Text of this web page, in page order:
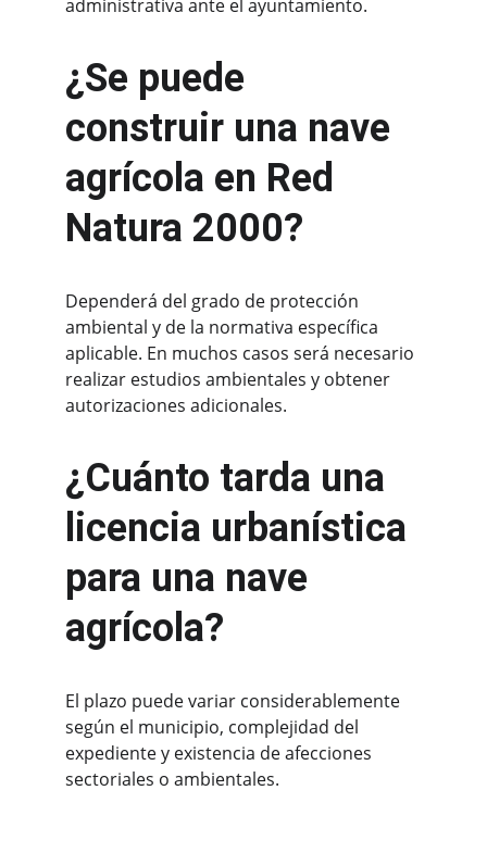
administrativa ante el ayuntamiento.
¿Se puede
construir una nave
agrícola en Red
Natura 2000?
Dependerá del grado de protección
ambiental y de la normativa específica
aplicable. En muchos casos será necesario
realizar estudios ambientales y obtener
autorizaciones adicionales.
¿Cuánto tarda una
licencia urbanística
para una nave
agrícola?
El plazo puede variar considerablemente
según el municipio, complejidad del
expediente y existencia de afecciones
sectoriales o ambientales.